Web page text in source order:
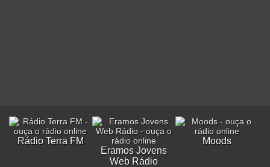
Rádio Terra FM
Eramos Jovens
Web Rádio
Moods